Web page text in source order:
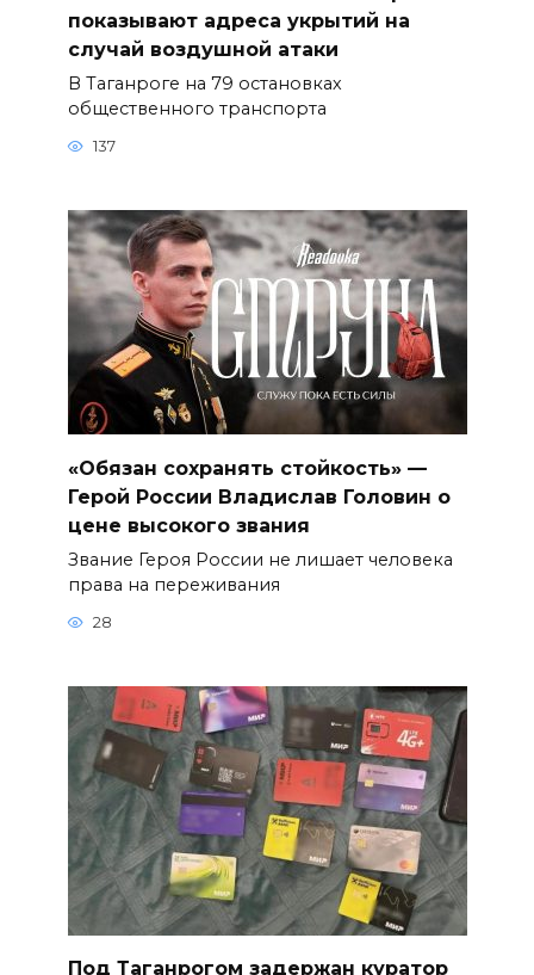
показывают адреса укрытий на
случай воздушной атаки
В Таганроге на 79 остановках
общественного транспорта
137
«Обязан сохранять стойкость» —
Герой России Владислав Головин о
цене высокого звания
Звание Героя России не лишает человека
права на переживания
28
Под Таганрогом задержан куратор